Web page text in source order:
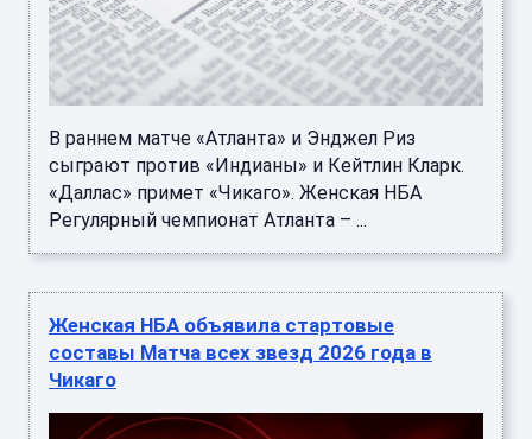
В раннем матче «Атланта» и Энджел Риз
сыграют против «Индианы» и Кейтлин Кларк.
«Даллас» примет «Чикаго». Женская НБА
Регулярный чемпионат Атланта – ...
Женская НБА объявила стартовые
составы Матча всех звезд 2026 года в
Чикаго